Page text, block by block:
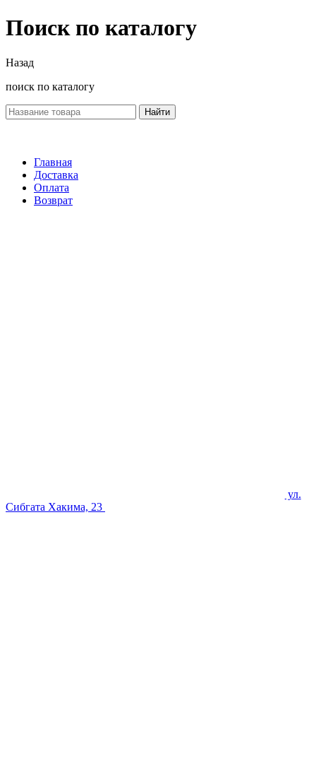
Поиск по каталогу
Назад
поиск по каталогу
Найти
Главная
Доставка
Оплата
Возврат
ул.
Сибгата Хакима, 23